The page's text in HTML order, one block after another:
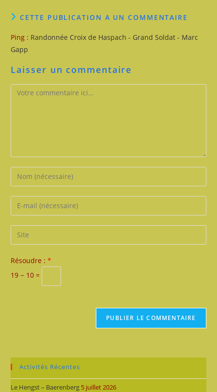
CETTE PUBLICATION A UN COMMENTAIRE
Ping : Randonnée Croix de Haspach - Grand Soldat - Marc
Gapp
Laisser un commentaire
Comment
Enter
your
name
comment
Enter
your
email
address
comment
Saisir
l’URL
site
Résoudre :*
19 − 10 =
Activités Récentes
Le Hengst – Baerenberg 5 juillet 2026